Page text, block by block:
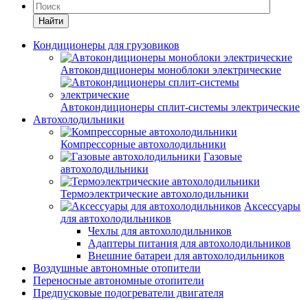
Найти
Кондиционеры для грузовиков
Автокондиционеры моноблоки электрические
Автокондиционеры сплит-системы электрические
Автохолодильники
Компрессорные автохолодильники
Газовые
автохолодильники
Термоэлектрические автохолодильники
Аксессуары
для автохолодильников
Чехлы для автохолодильников
Адаптеры питания для автохолодильников
Внешние батареи для автохолодильников
Воздушные автономные отопители
Переносные автономные отопители
Предпусковые подогреватели двигателя